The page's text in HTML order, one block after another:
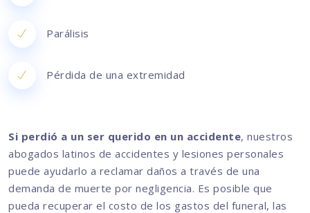
Parálisis
Pérdida de una extremidad
Si perdió a un ser querido en un accidente, nuestros
abogados latinos de accidentes y lesiones personales
puede ayudarlo a reclamar daños a través de una
demanda de muerte por negligencia. Es posible que
pueda recuperar el costo de los gastos del funeral, las